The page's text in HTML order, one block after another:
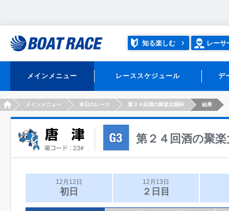
知る楽しむ レーサ
メインメニュー レーススケジュール デ
HOMEメインメニュー 本日のレース 第２４回酒の聚楽太閤杯 結果
第２４回酒の聚
12月12日
初日
12月13日
２日目